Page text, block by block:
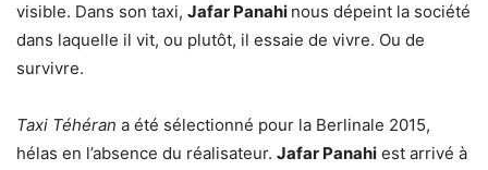
visible. Dans son taxi, Jafar Panahi nous dépeint la société
dans laquelle il vit, ou plutôt, il essaie de vivre. Ou de
survivre.
Taxi Téhéran a été sélectionné pour la Berlinale 2015,
hélas en l’absence du réalisateur. Jafar Panahi est arrivé à